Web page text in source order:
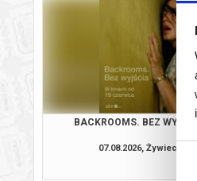
BACKROOMS. BEZ
07.08.2026, Żywiec